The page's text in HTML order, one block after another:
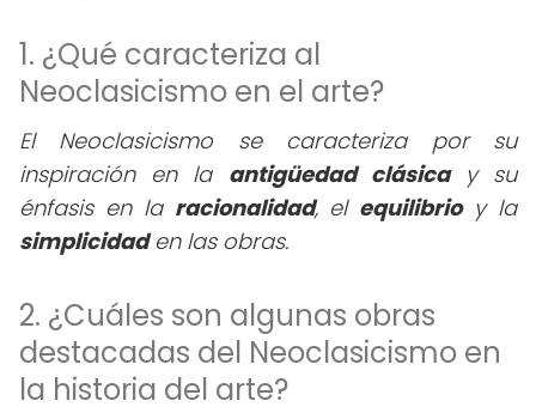
1. ¿Qué caracteriza al
Neoclasicismo en el arte?
El Neoclasicismo se caracteriza por su
inspiración en la antigüedad clásicay su
énfasis en la racionalidad, el equilibrioy la
simplicidaden las obras.
2. ¿Cuáles son algunas obras
destacadas del Neoclasicismo en
la historia del arte?